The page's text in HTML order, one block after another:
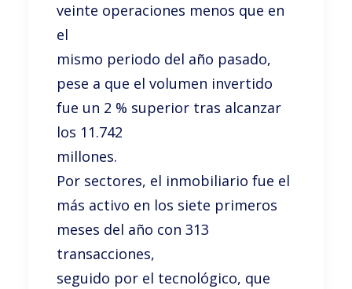
veinte operaciones menos que en
el
mismo periodo del año pasado,
pese a que el volumen invertido
fue un 2 % superior tras alcanzar
los 11.742
millones.
Por sectores, el inmobiliario fue el
más activo en los siete primeros
meses del año con 313
transacciones,
seguido por el tecnológico, que